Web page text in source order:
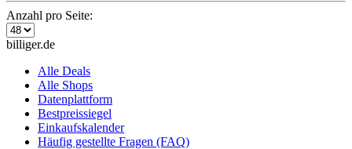
Anzahl pro Seite:
billiger.de
Alle Deals
Alle Shops
Datenplattform
Bestpreissiegel
Einkaufskalender
Häufig gestellte Fragen (FAQ)